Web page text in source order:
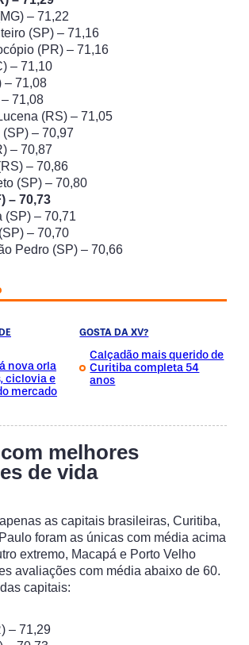
– 71,22
(SP) – 71,16
(PR) – 71,16
– 71,10
– 71,08
71,08
(RS) – 71,05
– 70,97
– 70,87
– 70,86
(SP) – 70,80
– 70,73
(SP) – 70,71
– 70,70
Pedro (SP) – 70,66
nova orla
ciclovia e
mercado
GOSTA DA XV?
Calçadão mais querido de
Curitiba completa 54
anos
melhores
de vida
as capitais brasileiras, Curitiba,
foram as únicas com média acima
extremo, Macapá e Porto Velho
avaliações com média abaixo de 60.
capitais:
– 71,29